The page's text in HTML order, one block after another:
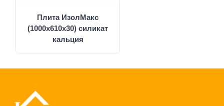
Плита ИзолМакс
(1000х610х30) силикат
кальция